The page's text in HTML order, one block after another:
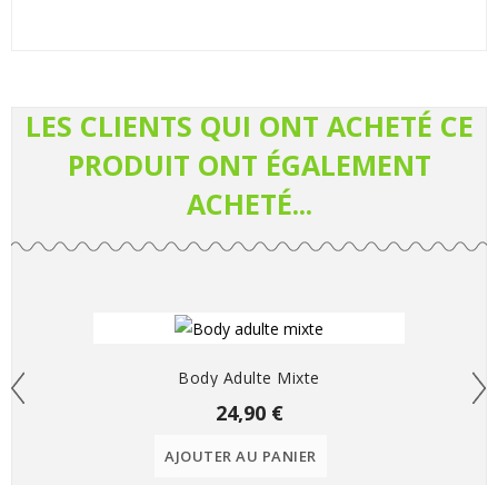
LES CLIENTS QUI ONT ACHETÉ CE
PRODUIT ONT ÉGALEMENT
ACHETÉ...
Body Adulte Mixte
24,90 €
AJOUTER AU PANIER